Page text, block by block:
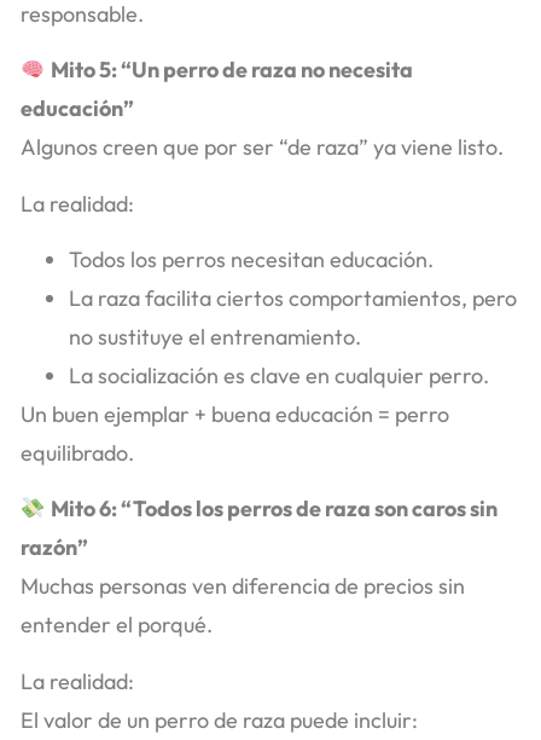
responsable.
Mito 5: “Un perro de raza no necesita
educación”
Algunos creen que por ser “de raza” ya viene listo.
La realidad:
Todos los perros necesitan educación.
La raza facilita ciertos comportamientos, pero
no sustituye el entrenamiento.
La socialización es clave en cualquier perro.
Un buen ejemplar + buena educación = perro
equilibrado.
Mito 6: “Todos los perros de raza son caros sin
razón”
Muchas personas ven diferencia de precios sin
entender el porqué.
La realidad:
El valor de un perro de raza puede incluir: